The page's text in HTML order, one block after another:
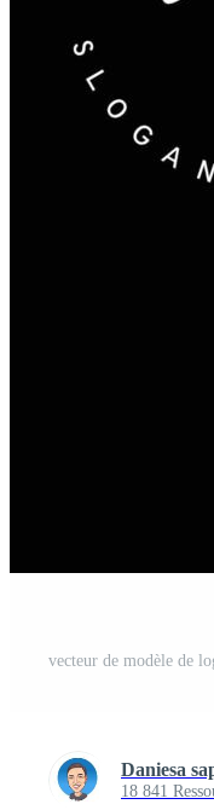
vecteur de modèle de
Daniesa
18 841